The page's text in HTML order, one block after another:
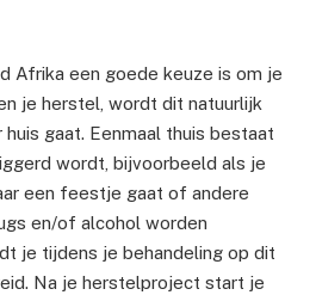
Afrika een goede keuze is om je
je herstel, wordt dit natuurlijk
gaat. Eenmaal thuis bestaat
wordt, bijvoorbeeld als je
een feestje gaat of andere
en/of alcohol worden
je tijdens je behandeling op dit
Na je herstelproject start je